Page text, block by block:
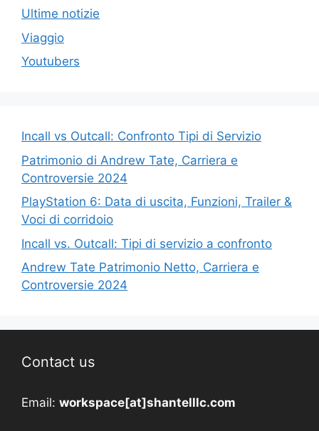
Ultime notizie
Viaggio
Youtubers
Incall vs Outcall: Confronto Tipi di Servizio
Patrimonio di Andrew Tate, Carriera e
Controversie 2024
PlayStation 6: Data di uscita, Funzioni, Trailer &
Voci di corridoio
Incall vs. Outcall: Tipi di servizio a confronto
Andrew Tate Patrimonio Netto, Carriera e
Controversie 2024
Contact us
Email: workspace[at]shantelllc.com